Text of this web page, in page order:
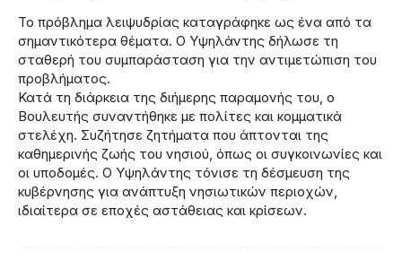
Το πρόβλημα λειψυδρίας καταγράφηκε ως ένα από τα
σημαντικότερα θέματα. Ο Υψηλάντης δήλωσε τη
σταθερή του συμπαράσταση για την αντιμετώπιση του
προβλήματος.
Κατά τη διάρκεια της διήμερης παραμονής του, ο
Βουλευτής συναντήθηκε με πολίτες και κομματικά
στελέχη. Συζήτησε ζητήματα που άπτονται της
καθημερινής ζωής του νησιού, όπως οι συγκοινωνίες και
οι υποδομές. Ο Υψηλάντης τόνισε τη δέσμευση της
κυβέρνησης για ανάπτυξη νησιωτικών περιοχών,
ιδιαίτερα σε εποχές αστάθειας και κρίσεων.